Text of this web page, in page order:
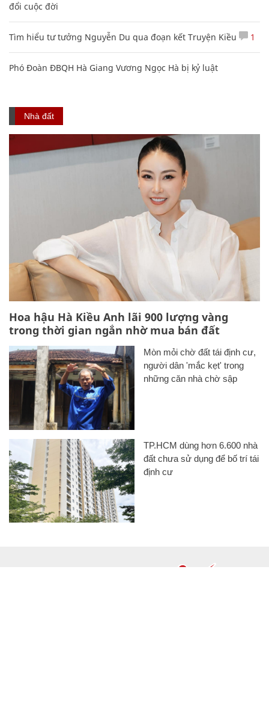
đổi cuộc đời
Tìm hiểu tư tưởng Nguyễn Du qua đoạn kết Truyện Kiều 1
Phó Đoàn ĐBQH Hà Giang Vương Ngọc Hà bị kỷ luật
Nhà đất
Hoa hậu Hà Kiều Anh lãi 900 lượng vàng
trong thời gian ngắn nhờ mua bán đất
Mòn mỏi chờ đất tái định cư,
người dân 'mắc kẹt' trong
những căn nhà chờ sập
TP.HCM dùng hơn 6.600 nhà
đất chưa sử dụng để bố trí tái
định cư